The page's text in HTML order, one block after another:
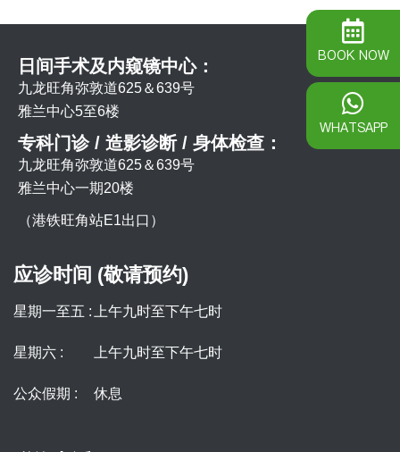
日间手术及内窥镜中心：
九龙旺角弥敦道625＆639号
雅兰中心5至6楼
专科门诊 / 造影诊断 / 身体检查：
九龙旺角弥敦道625＆639号
雅兰中心一期20楼
（港铁旺角站E1出口）
应诊时间 (敬请预约)
星期一至五 : 上午九时至下午七时
星期六 : 上午九时至下午七时
公众假期 : 休息
BOOK NOW
WHATSAPP